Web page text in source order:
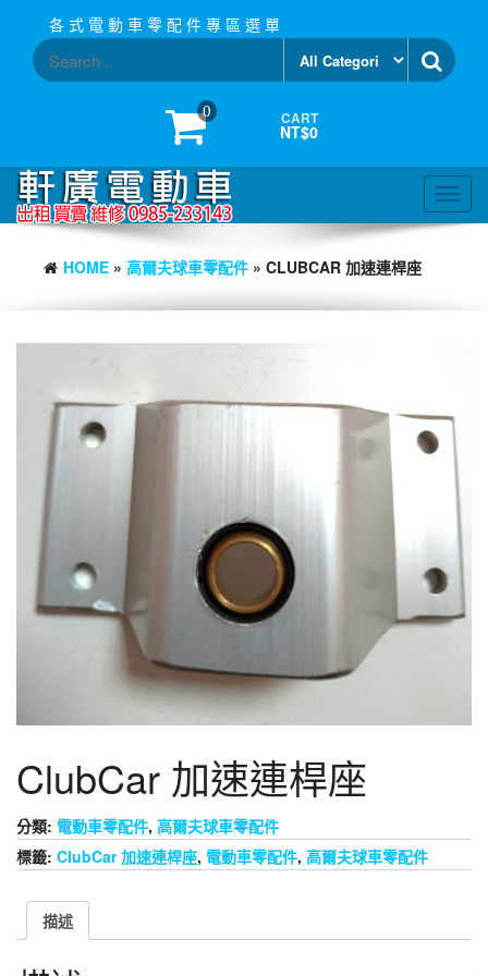
content
各 式 電 動 車 零 配 件 專 區 選 單
0 CART
NT$0
HOME » 高爾夫球車零配件 » CLUBCAR 加速連桿座
ClubCar 加速連桿座
分類: 電動車零配件, 高爾夫球車零配件
標籤: ClubCar 加速連桿座, 電動車零配件, 高爾夫球車零配件
描述